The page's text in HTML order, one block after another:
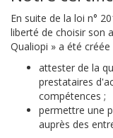
En suite de la loi n°
liberté de choisir son
Qualiopi » a été créée
attester de la
prestataires
compétences ;
permettre une
auprès des